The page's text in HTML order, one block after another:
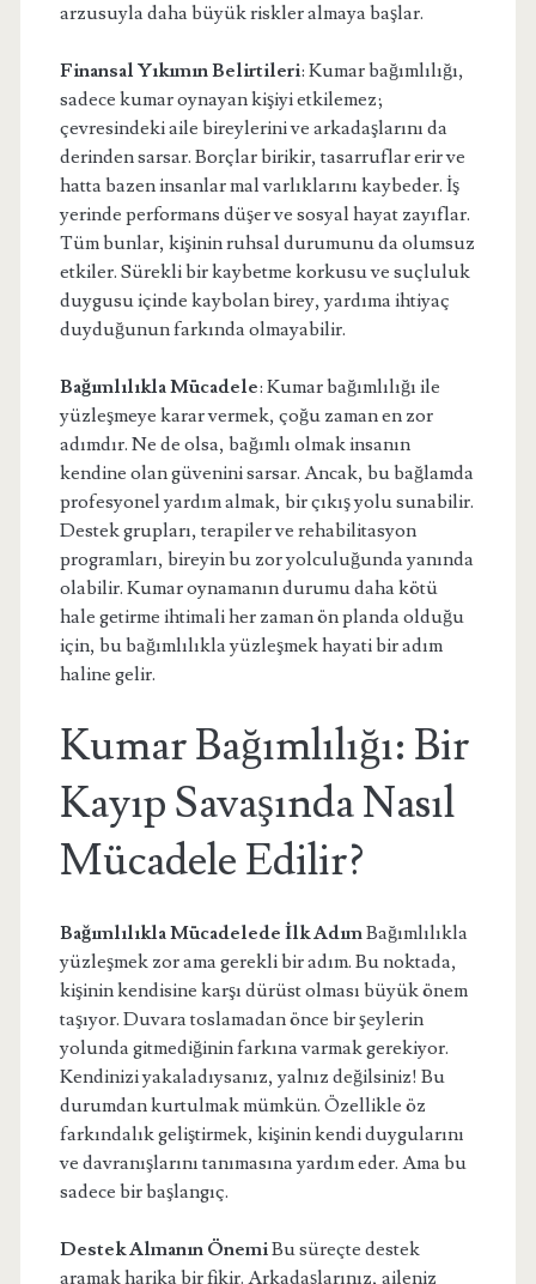
arzusuyla daha büyük riskler almaya başlar.
Finansal Yıkımın Belirtileri: Kumar bağımlılığı,
sadece kumar oynayan kişiyi etkilemez;
çevresindeki aile bireylerini ve arkadaşlarını da
derinden sarsar. Borçlar birikir, tasarruflar erir ve
hatta bazen insanlar mal varlıklarını kaybeder. İş
yerinde performans düşer ve sosyal hayat zayıflar.
Tüm bunlar, kişinin ruhsal durumunu da olumsuz
etkiler. Sürekli bir kaybetme korkusu ve suçluluk
duygusu içinde kaybolan birey, yardıma ihtiyaç
duyduğunun farkında olmayabilir.
Bağımlılıkla Mücadele: Kumar bağımlılığı ile
yüzleşmeye karar vermek, çoğu zaman en zor
adımdır. Ne de olsa, bağımlı olmak insanın
kendine olan güvenini sarsar. Ancak, bu bağlamda
profesyonel yardım almak, bir çıkış yolu sunabilir.
Destek grupları, terapiler ve rehabilitasyon
programları, bireyin bu zor yolculuğunda yanında
olabilir. Kumar oynamanın durumu daha kötü
hale getirme ihtimali her zaman ön planda olduğu
için, bu bağımlılıkla yüzleşmek hayati bir adım
haline gelir.
Kumar Bağımlılığı: Bir
Kayıp Savaşında Nasıl
Mücadele Edilir?
Bağımlılıkla Mücadelede İlk AdımBağımlılıkla
yüzleşmek zor ama gerekli bir adım. Bu noktada,
kişinin kendisine karşı dürüst olması büyük önem
taşıyor. Duvara toslamadan önce bir şeylerin
yolunda gitmediğinin farkına varmak gerekiyor.
Kendinizi yakaladıysanız, yalnız değilsiniz! Bu
durumdan kurtulmak mümkün. Özellikle öz
farkındalık geliştirmek, kişinin kendi duygularını
ve davranışlarını tanımasına yardım eder. Ama bu
sadece bir başlangıç.
Destek Almanın ÖnemiBu süreçte destek
aramak harika bir fikir. Arkadaşlarınız, aileniz